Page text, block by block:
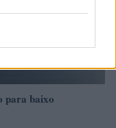
para baixo